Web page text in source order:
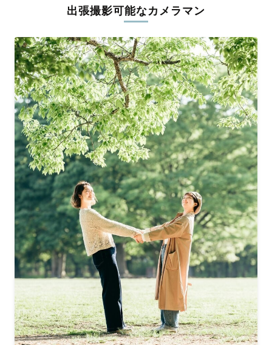
リジナルの研修と厳正な審査に合格し、撮影技術やホスピタリテ
ィを身につけたプロのカメラマンが全国47都道府県に在籍してい
験をお届けします。
丁寧なレタッチで思い出を美しく仕上げます
撮影後は、独自の編集技術で写真の明るさや色合いを丁寧に調
整。自然な雰囲気を残しつつも、おしゃれで洗練された仕上がり
に。きっと「こんな写真を撮ってほしかった！」と思える一枚に
出会えます。まずは、ラブグラフの撮影事例をご覧ください。
出張撮影可能なカメラマン